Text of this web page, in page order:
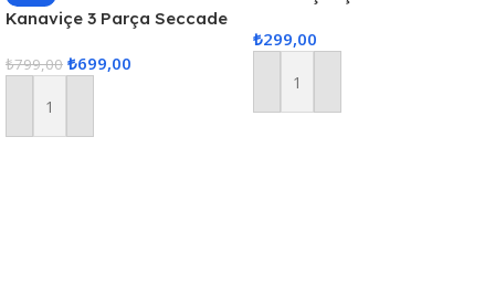
Kanaviçe 3 Parça Seccade
₺799,00 ₺699,00
Sepete Ekle
₺299,00
Sepete Ekle